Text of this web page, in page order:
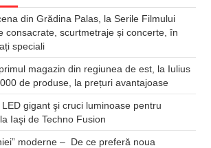
din Grădina Palas, la Serile Filmului
consacrate, scurtmetraje și concerte, în
speciali
magazin din regiunea de est, la Iulius
de produse, la prețuri avantajoase
gigant şi cruci luminoase pentru
Iaşi de Techno Fusion
moderne – De ce preferă noua